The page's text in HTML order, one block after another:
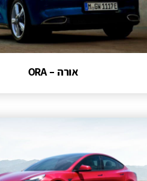
אורה – ORA